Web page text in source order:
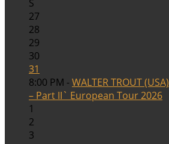
S
27
28
29
30
31
8:00 PM -WALTER TROUT
– Part II` European Tour 2026
1
2
3